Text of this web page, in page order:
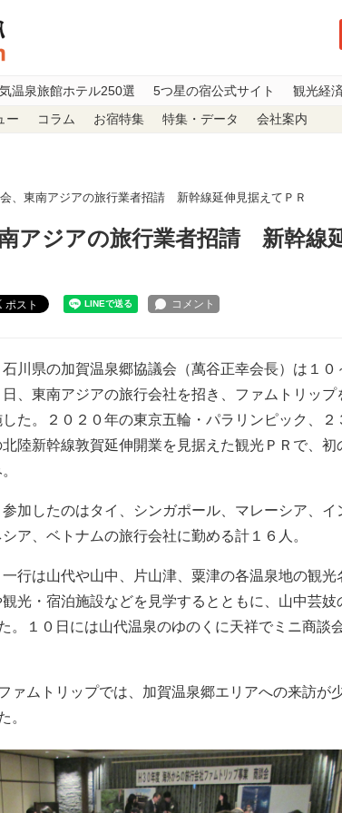
温泉旅館ホテル250選 5つ星の宿公式サイト 観光経
ー コラム お宿特集 特集・データ 会社案内
、東南アジアの旅行業者招請 新幹線延伸見据えてＰＲ
アジアの旅行業者招請 新幹線
ポスト
川県の加賀温泉郷協議会（萬谷正幸会長）は１０
日、東南アジアの旅行会社を招き、ファムトリップ
した。２０２０年の東京五輪・パラリンピック、２
北陸新幹線敦賀延伸開業を見据えた観光ＰＲで、初
加したのはタイ、シンガポール、マレーシア、イ
シア、ベトナムの旅行会社に勤める計１６人。
行は山代や山中、片山津、粟津の各温泉地の観光
観光・宿泊施設などを見学するとともに、山中芸妓
。１０日には山代温泉のゆのくに天祥でミニ商談
ムトリップでは、加賀温泉郷エリアへの来訪が
。